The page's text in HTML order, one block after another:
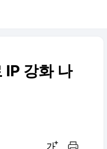
IP 강화 나